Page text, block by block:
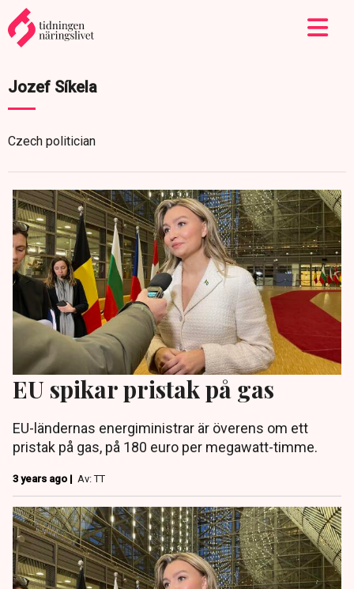
Jozef Síkela
Czech politician
EU spikar pristak på gas
EU-ländernas energiministrar är överens om ett
pristak på gas, på 180 euro per megawatt-timme.
3 years ago | Av: TT